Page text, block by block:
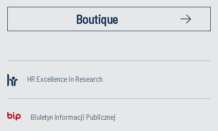
Boutique
HR Excellence in Research
Biuletyn Informacji Publicznej